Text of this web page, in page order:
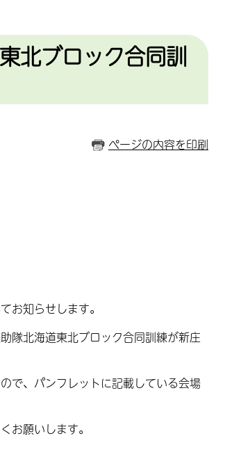
北ブロック合同訓
ページの内容を印刷
お知らせします。
隊北海道東北ブロック合同訓練が新庄
で、パンフレットに記載している会場
お願いします。